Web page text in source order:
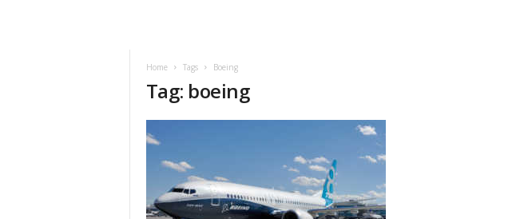
Home Tags Boeing
Tag: boeing